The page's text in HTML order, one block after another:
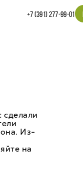
+7 (391) 277‒99‒01
сделали
Из-
на